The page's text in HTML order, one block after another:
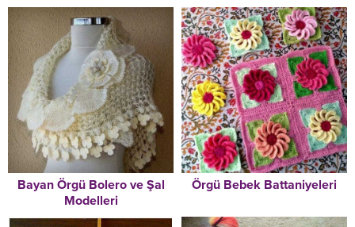
Bayan Örgü Bolero ve Şal
Modelleri
Örgü Bebek Battaniyeleri